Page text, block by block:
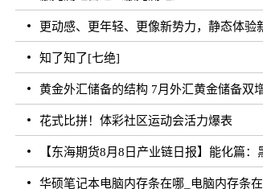
更动感、更年轻、更像新势力，静态体验
知了知了[七绝]
黄金外汇储备的结构 7月外汇黄金储备双
花式比拼！体彩社区运动会活力爆表
【东海期货8月8日产业链日报】能化篇
华硕笔记本电脑内存条在哪_电脑内存条